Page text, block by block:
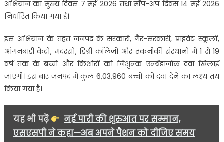
जाएगी
अभियान का मुख्य दिवस 7 मई 2026 तथा मॉप-अप दिवस 14 मई 2026
निर्धारित किया गया है।
इस अभियान के तहत जनपद के सरकारी, गैर-सरकारी, प्राइवेट स्कूलों,
आंगनबाड़ी केंद्रों, मदरसों, डिग्री कॉलेजों और तकनीकी संस्थानों में 1 से 19
वर्ष तक के बच्चों और किशोरों को निशुल्क एल्बेंडाजोल दवा खिलाई
जाएगी। इस बार जनपद में कुल 6,03,960 बच्चों को दवा देने का लक्ष्य तय
किया गया है।
यह भी पढ़ें
नई पारी की शुरुआत पर सम्मान,
एसएसपी ने कहा—अब अपने पैशन को दीजिए समय